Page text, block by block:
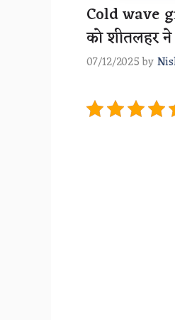
Cold wave
को शीतलहर
07/12/2025 by